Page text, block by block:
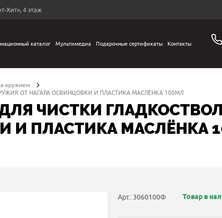
Хит», 4 этаж
каталог Мультимедиа Подарочные сертификаты Контакты
оружием
ОТ НАГАРА ОСВИНЦОВКИ И ПЛАСТИКА МАСЛЁНКА 100МЛ
ЧИСТКИ
И ПЛАСТИКА МАСЛЁНКА
Арт.: 3060100Ф Товар в